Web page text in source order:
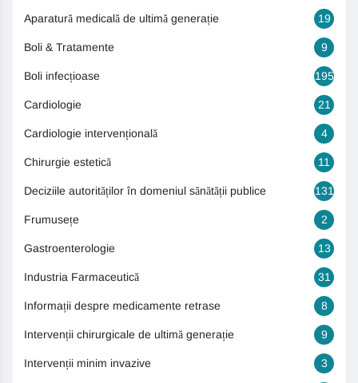
Aparatură medicală de ultimă generație 19
Boli & Tratamente 9
Boli infecțioase 195
Cardiologie 21
Cardiologie intervențională 4
Chirurgie estetică 11
Deciziile autorităților în domeniul sănătății publice 131
Frumusețe 2
Gastroenterologie 13
Industria Farmaceutică 31
Informații despre medicamente retrase 8
Intervenții chirurgicale de ultimă generație 9
Intervenții minim invazive 3